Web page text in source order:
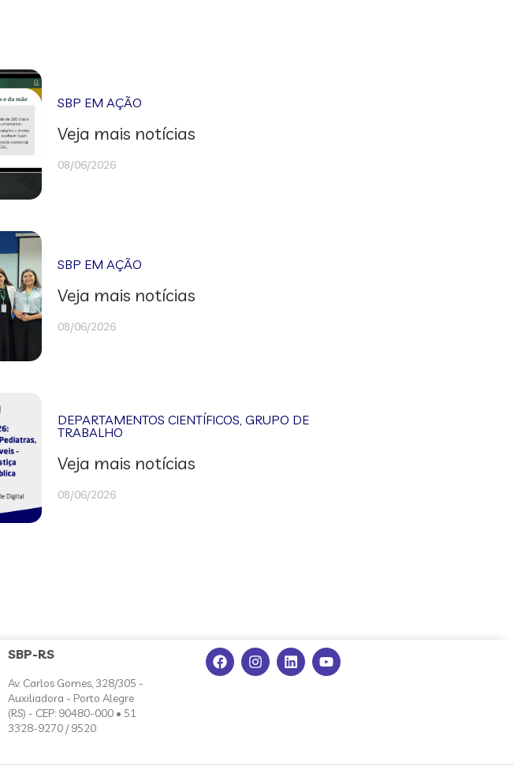
SBP EM AÇÃO
Veja mais notícias
08/06/2026
SBP EM AÇÃO
Veja mais notícias
08/06/2026
DEPARTAMENTOS CIENTÍFICOS,GRUPO DE
TRABALHO
Veja mais notícias
08/06/2026
SBP-RS
Av. Carlos Gomes, 328/305 -
Auxiliadora - Porto Alegre
(RS) - CEP: 90480-000 • 51
3328-9270 / 9520